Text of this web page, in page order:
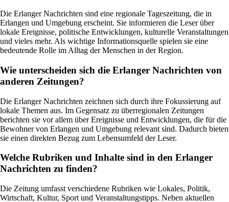
Die Erlanger Nachrichten sind eine regionale Tageszeitung, die in
Erlangen und Umgebung erscheint. Sie informieren die Leser über
lokale Ereignisse, politische Entwicklungen, kulturelle Veranstaltungen
und vieles mehr. Als wichtige Informationsquelle spielen sie eine
bedeutende Rolle im Alltag der Menschen in der Region.
Wie unterscheiden sich die Erlanger Nachrichten von
anderen Zeitungen?
Die Erlanger Nachrichten zeichnen sich durch ihre Fokussierung auf
lokale Themen aus. Im Gegensatz zu überregionalen Zeitungen
berichten sie vor allem über Ereignisse und Entwicklungen, die für die
Bewohner von Erlangen und Umgebung relevant sind. Dadurch bieten
sie einen direkten Bezug zum Lebensumfeld der Leser.
Welche Rubriken und Inhalte sind in den Erlanger
Nachrichten zu finden?
Die Zeitung umfasst verschiedene Rubriken wie Lokales, Politik,
Wirtschaft, Kultur, Sport und Veranstaltungstipps. Neben aktuellen